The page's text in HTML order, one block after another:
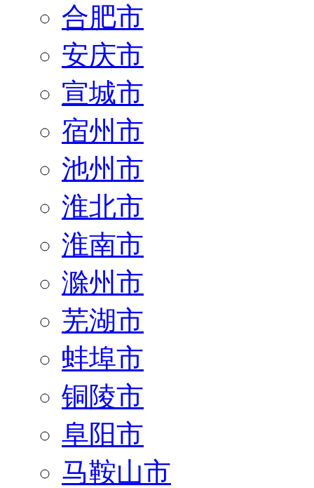
合肥市
安庆市
宣城市
宿州市
池州市
淮北市
淮南市
滁州市
芜湖市
蚌埠市
铜陵市
阜阳市
马鞍山市